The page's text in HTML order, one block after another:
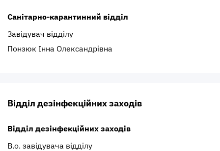
Санітарно-карантинний відділ
Завідувач відділу
Понзюк Інна Олександрівна
Відділ дезінфекційних заходів
Відділ дезінфекційних заходів
В.о. завідувача відділу